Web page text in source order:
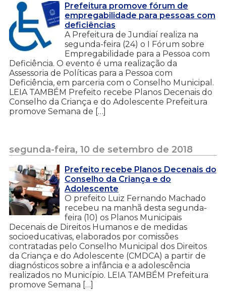
Prefeitura promove fórum de
empregabilidade para pessoas com
deficiências
A Prefeitura de Jundiaí realiza na
segunda-feira (24) o I Fórum sobre
Empregabilidade para a Pessoa com
Deficiência. O evento é uma realização da
Assessoria de Políticas para a Pessoa com
Deficiência, em parceria com o Conselho Municipal.
LEIA TAMBÉM Prefeito recebe Planos Decenais do
Conselho da Criança e do Adolescente Prefeitura
promove Semana de […]
segunda-feira, 10 de setembro de 2018
Prefeito recebe Planos Decenais do
Conselho da Criança e do
Adolescente
O prefeito Luiz Fernando Machado
recebeu na manhã desta segunda-
feira (10) os Planos Municipais
Decenais de Direitos Humanos e de medidas
socioeducativas, elaborados por comissões
contratadas pelo Conselho Municipal dos Direitos
da Criança e do Adolescente (CMDCA) a partir de
diagnósticos sobre a infância e a adolescência
realizados no Município. LEIA TAMBÉM Prefeitura
promove Semana […]